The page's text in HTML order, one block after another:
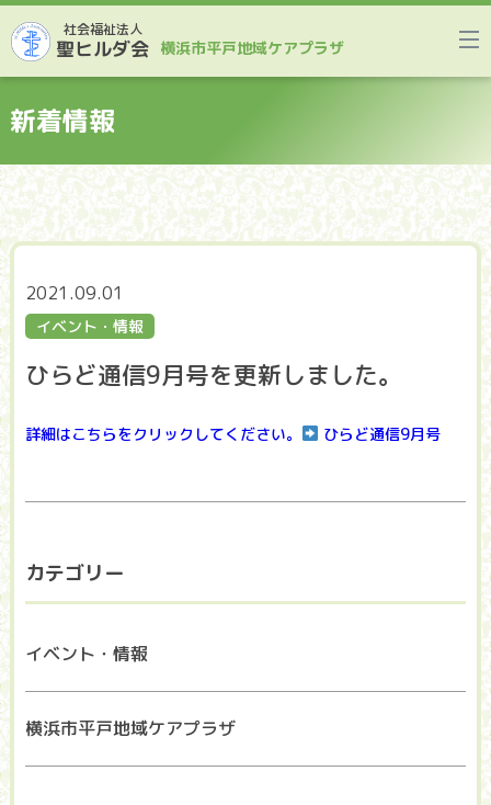
社会福祉法人
聖ヒルダ会 横浜市平戸地域ケアプラザ
新着情報
2021.09.01
イベント・情報
ひらど通信9月号を更新しました。
詳細はこちらをクリックしてください。 ひらど通信9月号
カテゴリー
イベント・情報
横浜市平戸地域ケアプラザ